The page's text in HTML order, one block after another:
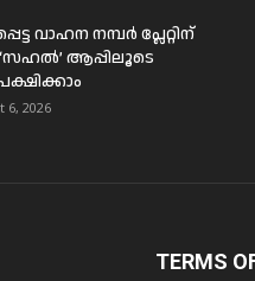
വാഹന നമ്പർ പ്ലേറ്റിന്
ആപ്പിലൂടെ
6, 2026
TERMS